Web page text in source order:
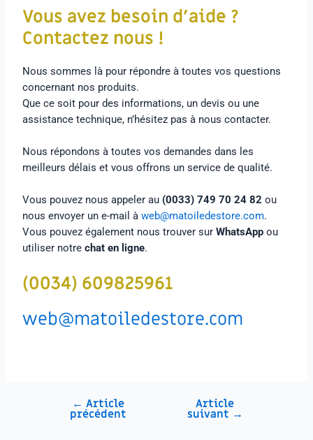
Vous avez besoin d’aide ?
Contactez nous !
Nous sommes là pour répondre à toutes vos questions
concernant nos produits.
Que ce soit pour des informations, un devis ou une
assistance technique, n’hésitez pas à nous contacter.
Nous répondons à toutes vos demandes dans les
meilleurs délais et vous offrons un service de qualité.
Vous pouvez nous appeler au (0033) 749 70 24 82 ou
nous envoyer un e-mail àweb@matoiledestore.com.
Vous pouvez également nous trouver surWhatsAppou
utiliser notrechat en ligne.
(0034) 609825961
web@matoiledestore.com
← Article
précédent
Article
suivant →